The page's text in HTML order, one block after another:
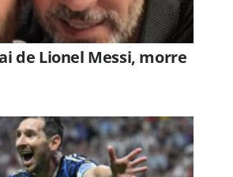
de Lionel Messi, morre